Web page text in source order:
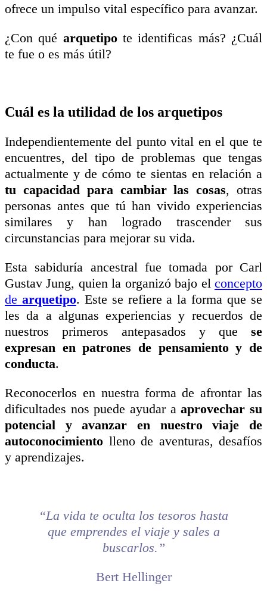
ofrece un impulso vital específico para avanzar.
¿Con qué arquetipote identificas más? ¿Cuál
te fue o es más útil?
Cuál es la utilidad de los arquetipos
Independientemente del punto vital en el que te
encuentres, del tipo de problemas que tengas
actualmente y de cómo te sientas en relación a
tu capacidad para cambiar las cosas, otras
personas antes que tú han vivido experiencias
similares y han logrado trascender sus
circunstancias para mejorar su vida.
Esta sabiduría ancestral fue tomada por Carl
Gustav Jung, quien la organizó bajo el concepto
de arquetipo. Este se refiere a la forma que se
les da a algunas experiencias y recuerdos de
nuestros primeros antepasados y que se
expresan en patrones de pensamiento y de
conducta.
Reconocerlos en nuestra forma de afrontar las
dificultades nos puede ayudar aaprovechar su
potencial y avanzar en nuestro viaje de
autoconocimiento lleno de aventuras, desafíos
y aprendizajes.
“La vida te oculta los tesoros hasta
que emprendes el viaje y sales a
buscarlos.”
Bert Hellinger